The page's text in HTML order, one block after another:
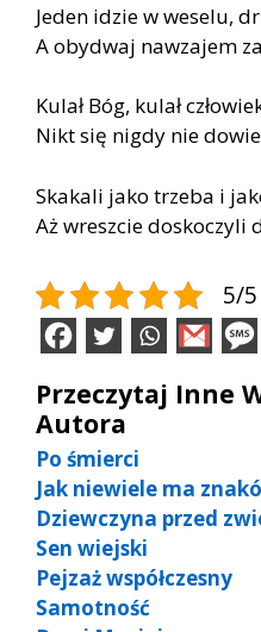
Jeden idzie w weselu,
A obydwaj nawzajem
Kulał Bóg, kulał
Nikt się nigdy nie
Skakali jako trzeba i
Aż wreszcie doskoczyli
5/
Przeczytaj Inne
Autora
Po śmierci
Jak niewiele ma
Dziewczyna przed
Sen wiejski
Pejzaż współczesny
Samotność